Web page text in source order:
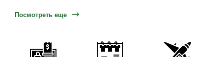
Посмотреть еще